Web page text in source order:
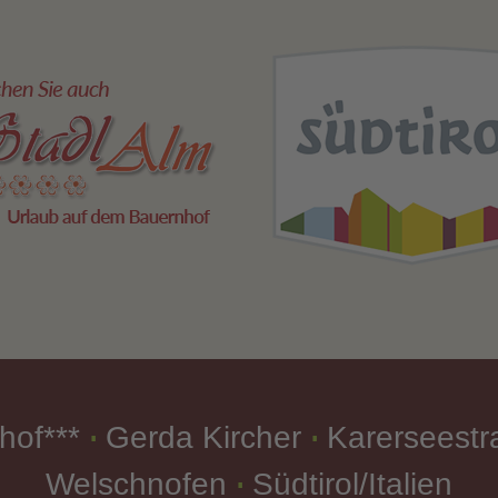
∎ Gerda Kircher ∎
Welschnofen
∎ Südtirol/Italien